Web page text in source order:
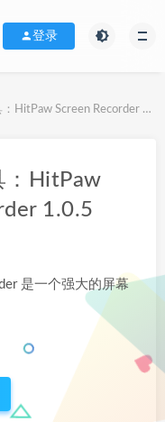
登录
HitPaw Screen Recorder 1.0.5
：HitPaw
1.0.5
是一个强大的屏幕